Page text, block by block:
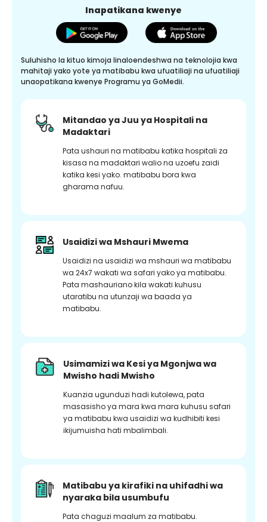
Inapatikana kwenye
Suluhisho la kituo kimoja linaloendeshwa na teknolojia kwa
mahitaji yako yote ya matibabu kwa ufuatiliaji na ufuatiliaji
unaopatikana kwenye Programu ya GoMedii.
Mitandao ya Juu ya Hospitali na
Madaktari
Pata ushauri na matibabu katika hospitali za
kisasa na madaktari walio na uzoefu zaidi
katika kesi yako. matibabu bora kwa
gharama nafuu.
Usaidizi wa Mshauri Mwema
Usaidizi na usaidizi wa mshauri wa matibabu
wa 24x7 wakati wa safari yako ya matibabu.
Pata mashauriano kila wakati kuhusu
utaratibu na utunzaji wa baada ya
matibabu.
Usimamizi wa Kesi ya Mgonjwa wa
Mwisho hadi Mwisho
Kuanzia ugunduzi hadi kutolewa, pata
masasisho ya mara kwa mara kuhusu safari
ya matibabu kwa usaidizi wa kudhibiti kesi
ikijumuisha hati mbalimbali.
Matibabu ya kirafiki na uhifadhi wa
nyaraka bila usumbufu
Pata chaguzi maalum za matibabu.